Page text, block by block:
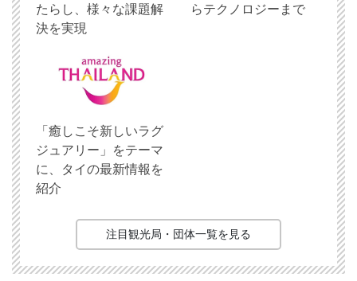
たらし、様々な課題解
決を実現
らテクノロジーまで
「癒しこそ新しいラグ
ジュアリー」をテーマ
に、タイの最新情報を
紹介
注目観光局・団体一覧を見る